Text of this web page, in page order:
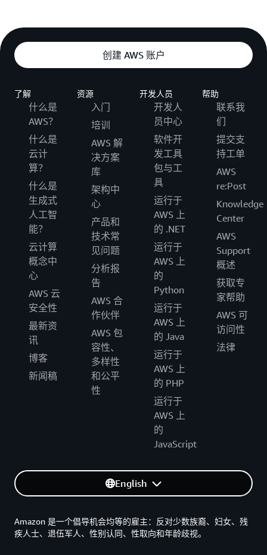
  BlackAppNames:
    - Fn::Equals:
      - Ref: BlackAppNames
创建 AWS 账户
了解
什么是
AWS？
什么是
云计
算？
什么是
生成式
人工智
能？
云计算
概念中
心
AWS 云
安全性
最新资
讯
博客
新闻稿
资源
入门
培训
AWS 解
决方案
库
架构中
心
产品和
技术常
见问题
分析报
告
AWS 合
作伙伴
AWS 包
容性、
多样性
和公平
性
开发人员
开发人
员中心
软件开
发工具
包与工
具
运行于
AWS 上
的 .NET
运行于
AWS 上
的
Python
运行于
AWS 上
的 Java
运行于
AWS 上
的 PHP
运行于
AWS 上
的
JavaScript
帮助
联系我
们
提交支
持工单
AWS
re:Post
Knowledge
Center
AWS
Support
概述
获取专
家帮助
AWS 可
访问性
法律
English
Amazon 是一个倡导机会均等的雇主：反对少数族裔、妇女、残
疾人士、退伍军人、性别认同、性取向和年龄歧视。